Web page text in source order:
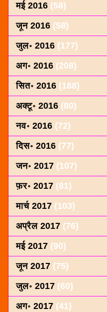
मई 2016 (58)
जून 2016 (58)
जुल॰ 2016 (177)
अग॰ 2016 (208)
सित॰ 2016 (188)
अक्टू॰ 2016 (80)
नव॰ 2016 (72)
दिस॰ 2016 (77)
जन॰ 2017 (107)
फ़र॰ 2017 (81)
मार्च 2017 (103)
अप्रैल 2017 (76)
मई 2017 (90)
जून 2017 (75)
जुल॰ 2017 (60)
अग॰ 2017 (41)